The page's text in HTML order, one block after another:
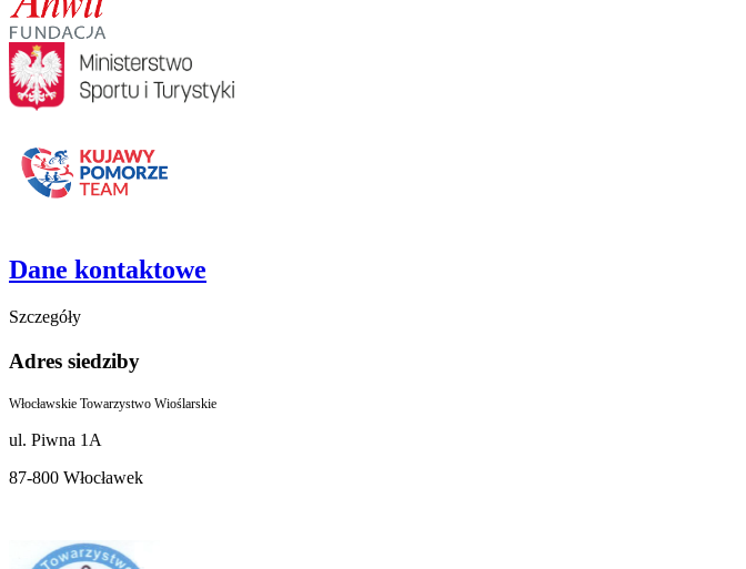
Dane kontaktowe
Szczegóły
Adres siedziby
Włocławskie Towarzystwo Wioślarskie
ul. Piwna 1A
87-800 Włocławek